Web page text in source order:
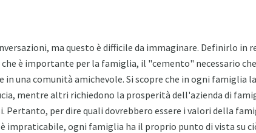
ma questo è difficile da immaginare. Definirlo in
è importante per la famiglia, il "cemento" necessario
una comunità amichevole. Si scopre che in ogni famiglia
mentre altri richiedono la prosperità dell'azienda di
Pertanto, per dire quali dovrebbero essere i valori della
impraticabile, ogni famiglia ha il proprio punto di vista su